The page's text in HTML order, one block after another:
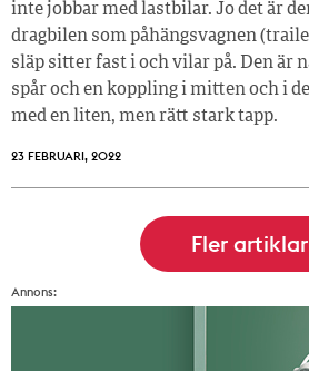
inte jobbar med lastbilar. Jo det är
dragbilen som påhängsvagnen
släp sitter fast i och vilar på. Den är
spår och en koppling i mitten och i
med en liten, men rätt stark tapp.
23 FEBRUARI, 2022
Annons: